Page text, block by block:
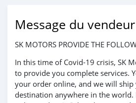
Message du vendeur
SK MOTORS PROVIDE THE
In this time of Covid-19 crisis, SK
to provide you complete services.
your order online, and we will
destination anywhere in the world.